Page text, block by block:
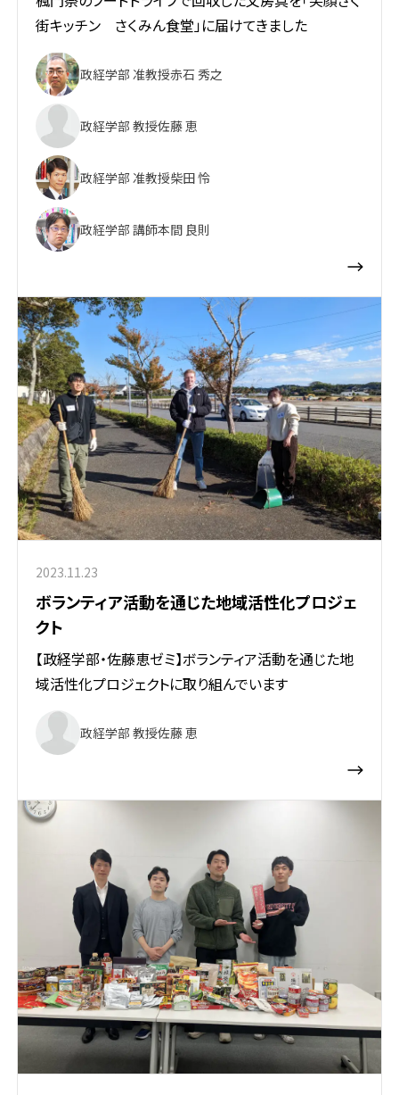
街キッチン さくみん食堂」に届けてきました
政経学部 准教授赤石 秀之
政経学部 教授佐藤 恵
政経学部 准教授柴田 怜
政経学部 講師本間 良則
2023.11.23
ボランティア活動を通じた地域活性化プロジェ
クト
【政経学部・佐藤恵ゼミ】ボランティア活動を通じた地
域活性化プロジェクトに取り組んでいます
政経学部 教授佐藤 恵